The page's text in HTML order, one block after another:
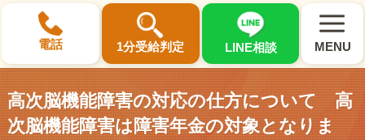
電話 1分受給判定 LINE相談 MENU
×
高次脳機能障害の対応の仕方について 高
次脳機能障害は障害年金の対象となりま